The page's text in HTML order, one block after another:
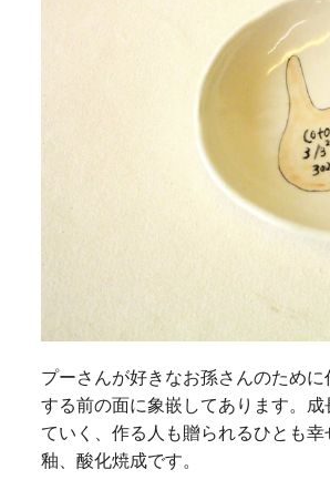
プーさんが好きなお孫さんのため
する前の面に象嵌してあります。
ていく、作る人も贈られるひとも
釉、酸化焼成です。